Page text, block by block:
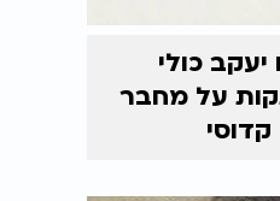
יעקב כולי
מרתקות על מחבר